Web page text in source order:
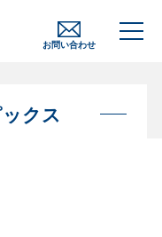
お問い合わせ
クス